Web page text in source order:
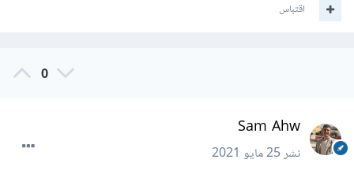
اقتباس
0
Sam Ahw
نشر25 مايو 2021